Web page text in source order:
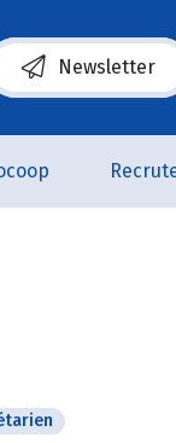
Newsletter
dans une